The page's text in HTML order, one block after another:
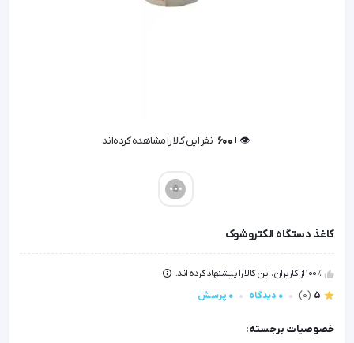
👁️ +
600 نفر این کالا را مشاهده کرده‌اند
کاغذ دستگاه الکتروشوک
100٪ از کاربران، این کالا را پیشنهاد کرده اند.
5
(0) 0 دیدگاه 0 پرسش
خصوصیات برجسته: